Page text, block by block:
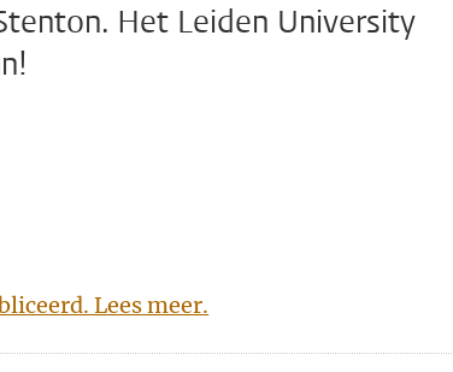
Het Leiden University
Lees meer.